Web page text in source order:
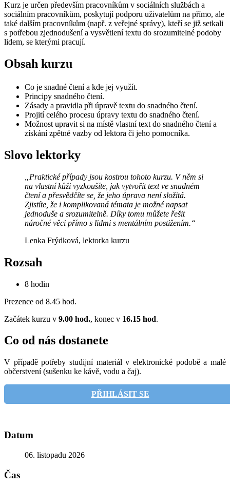
Kurz je určen především pracovníkům v sociálních službách a
sociálním pracovníkům, poskytují podporu uživatelům na přímo, ale
také dalším pracovníkům (např. z veřejné správy), kteří se již setkali
s potřebou zjednodušení a vysvětlení textu do srozumitelné podoby
lidem, se kterými pracují.
Obsah kurzu
Co je snadné čtení a kde jej využít.
Principy snadného čtení.
Zásady a pravidla při úpravě textu do snadného čtení.
Projití celého procesu úpravy textu do snadného čtení.
Možnost upravit si na místě vlastní text do snadného čtení a
získání zpětné vazby od lektora či jeho pomocníka.
Slovo lektorky
„Praktické případy jsou kostrou tohoto kurzu. V něm si
na vlastní kůži vyzkoušíte, jak vytvořit text ve snadném
čtení a přesvědčíte se, že jeho úprava není složitá.
Zjistíte, že i komplikovaná témata je možné napsat
jednoduše a srozumitelně. Díky tomu můžete řešit
náročné věci přímo s lidmi s mentálním postižením.“
Lenka Frýdková, lektorka kurzu
Rozsah
8 hodin
Prezence od 8.45 hod.
Začátek kurzu v 9.00 hod., konec v 16.15 hod.
Co od nás dostanete
V případě potřeby studijní materiál v elektronické podobě a malé
občerstvení (sušenku ke kávě, vodu a čaj).
PŘIHLÁSIT SE
Datum
06. listopadu 2026
Čas